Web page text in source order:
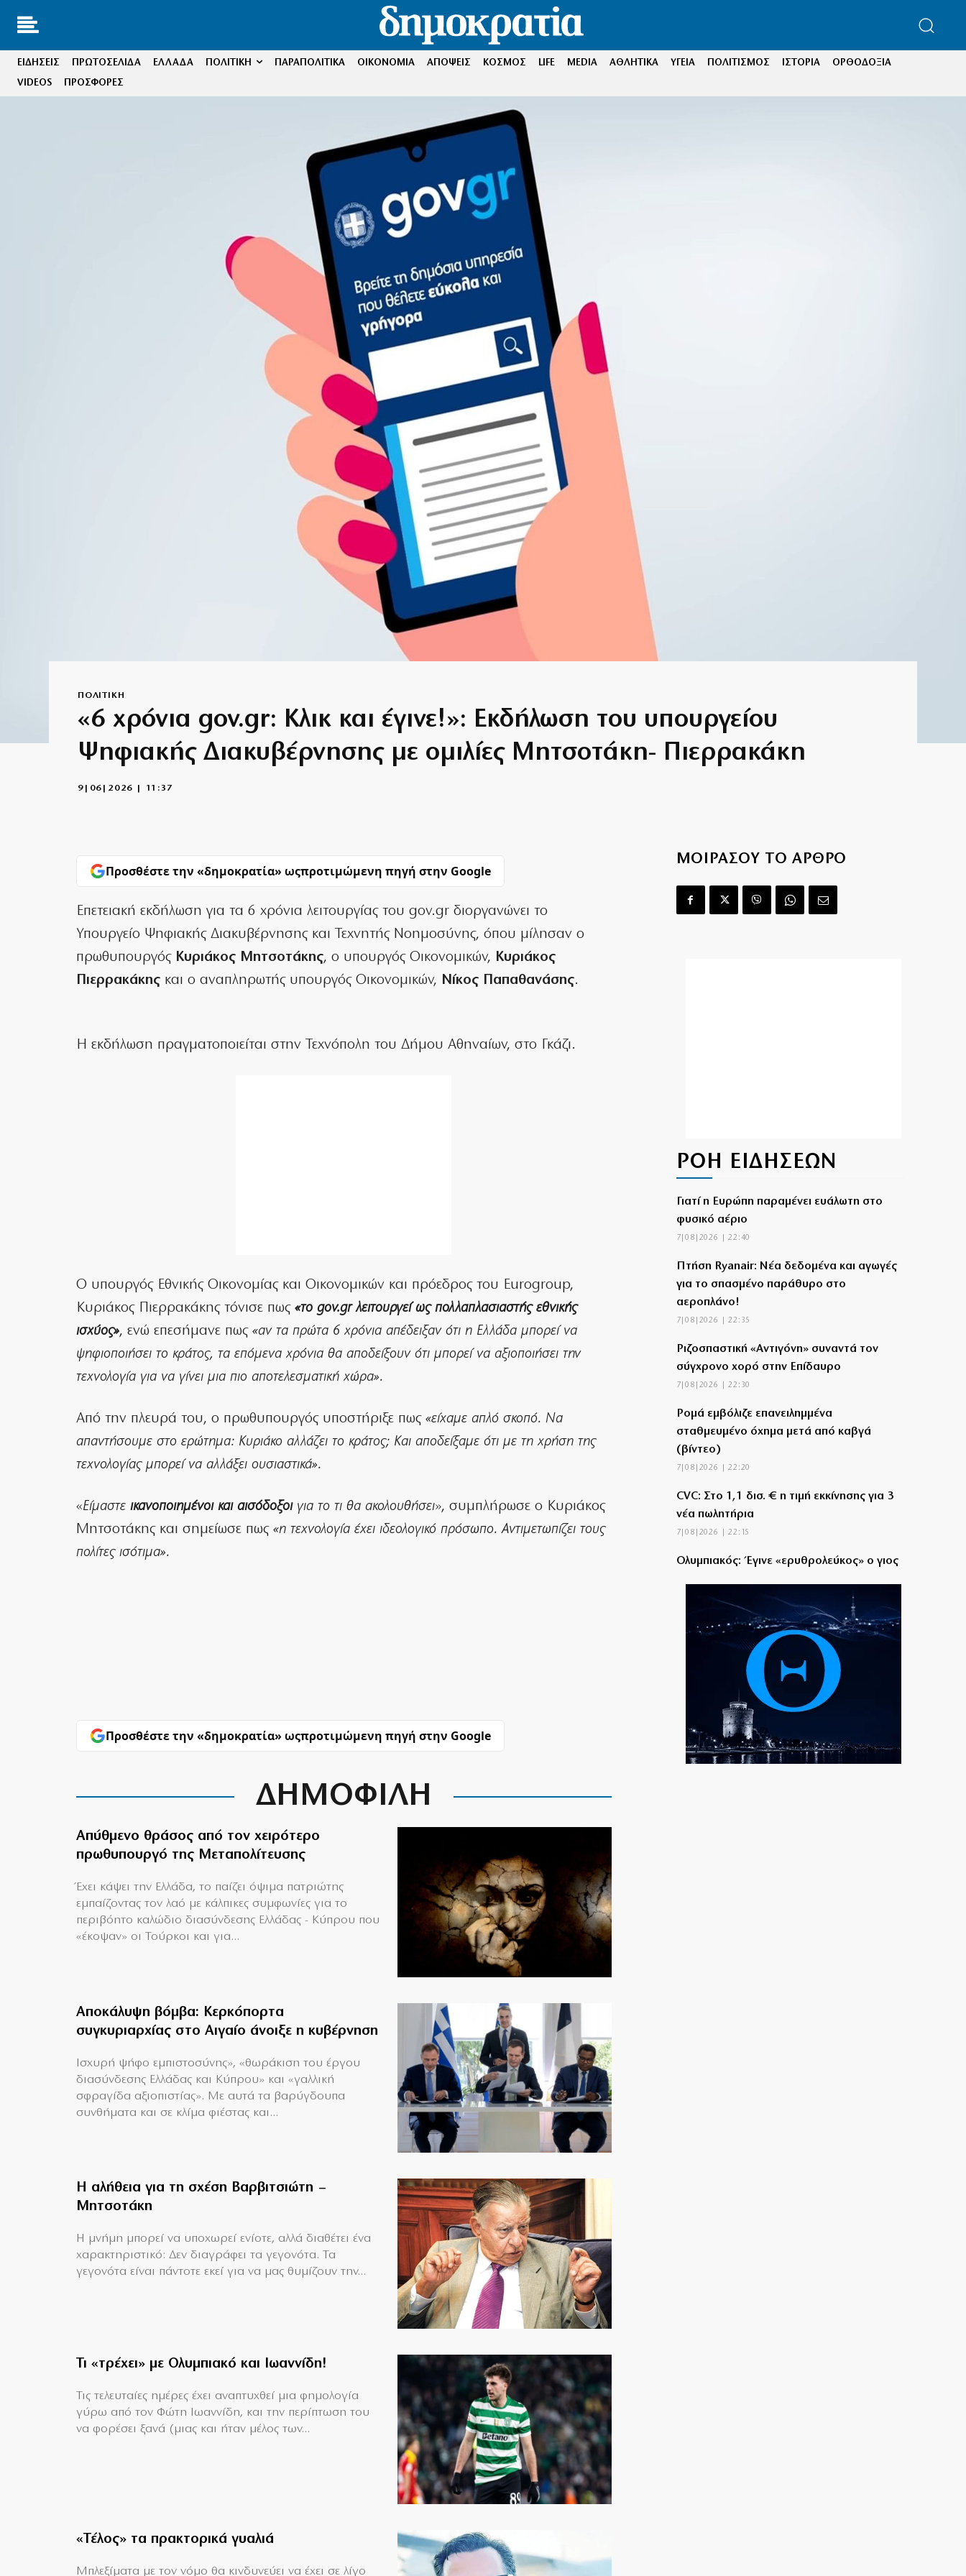
ΕΙΔΗΣΕΙΣ ΠΡΩΤΟΣΕΛΙΔΑ ΕΛΛΑΔΑ ΠΟΛΙΤΙΚΗ ΠΑΡΑΠΟΛΙΤΙΚΑ ΟΙΚΟΝΟΜΙΑ ΑΠΟΨΕΙΣ ΚΟΣΜΟΣ LIFE MEDIA ΑΘΛΗΤΙΚΑ ΥΓΕΙΑ ΠΟΛΙΤΙΣΜΟΣ ΙΣΤΟΡΙΑ
ΟΡΘΟΔΟΞΙΑ
VIDEOS
ΠΡΟΣΦΟΡΕΣ
ΠΟΛΙΤΙΚΗ
«6 χρόνια gov.gr: Κλικ και έγινε!»: Εκδήλωση του υπουργείου
Ψηφιακής Διακυβέρνησης με ομιλίες Μητσοτάκη- Πιερρακάκη
9|06|2026 | 11:37
Προσθέστε την «δημοκρατία» ωςπροτιμώμενη πηγή στην Google
Επετειακή εκδήλωση για τα 6 χρόνια λειτουργίας του gov.gr διοργανώνει το
Υπουργείο Ψηφιακής Διακυβέρνησης και Τεχνητής Νοημοσύνης, όπου μίλησαν ο
πρωθυπουργός Κυριάκος Μητσοτάκης, ο υπουργός Οικονομικών, Κυριάκος
Πιερρακάκης και ο αναπληρωτής υπουργός Οικονομικών, Νίκος Παπαθανάσης.
Η εκδήλωση πραγματοποιείται στην Τεχνόπολη του Δήμου Αθηναίων, στο Γκάζι.
Ο υπουργός Εθνικής Οικονομίας και Οικονομικών και πρόεδρος του Eurogroup,
Κυριάκος Πιερρακάκης τόνισε πως «το gov.gr λειτουργεί ως πολλαπλασιαστής εθνικής
ισχύος», ενώ επεσήμανε πως «αν τα πρώτα 6 χρόνια απέδειξαν ότι η Ελλάδα μπορεί να
ψηφιοποιήσει το κράτος, τα επόμενα χρόνια θα αποδείξουν ότι μπορεί να αξιοποιήσει την
τεχνολογία για να γίνει μια πιο αποτελεσματική χώρα».
Από την πλευρά του, ο πρωθυπουργός υποστήριξε πως «είχαμε απλό σκοπό. Να
απαντήσουμε στο ερώτημα: Κυριάκο αλλάζει το κράτος; Και αποδείξαμε ότι με τη χρήση της
τεχνολογίας μπορεί να αλλάξει ουσιαστικά».
«Είμαστε ικανοποιημένοι και αισόδοξοιγια το τι θα ακολουθήσει», συμπλήρωσε ο Κυριάκος
Μητσοτάκης και σημείωσε πως «η τεχνολογία έχει ιδεολογικό πρόσωπο. Αντιμετωπίζει τους
πολίτες ισότιμα».
Προσθέστε την «δημοκρατία» ωςπροτιμώμενη πηγή στην Google
ΔΗΜΟΦΙΛΗ
Απύθμενο θράσος από τον χειρότερο
πρωθυπουργό της Μεταπολίτευσης
Έχει κάψει την Ελλάδα, το παίζει όψιμα πατριώτης
εμπαίζοντας τον λαό με κάλπικες συμφωνίες για το
περιβόητο καλώδιο διασύνδεσης Ελλάδας - Κύπρου που
«έκοψαν» οι Τούρκοι και για...
Αποκάλυψη βόμβα: Κερκόπορτα
συγκυριαρχίας στο Αιγαίο άνοιξε η κυβέρνηση
Ισχυρή ψήφο εμπιστοσύνης», «θωράκιση του έργου
διασύνδεσης Ελλάδας και Κύπρου» και «γαλλική
σφραγίδα αξιοπιστίας». Με αυτά τα βαρύγδουπα
συνθήματα και σε κλίμα φιέστας και...
Η αλήθεια για τη σχέση Βαρβιτσιώτη –
Μητσοτάκη
H μνήμη μπορεί να υποχωρεί ενίοτε, αλλά διαθέτει ένα
χαρακτηριστικό: Δεν διαγράφει τα γεγονότα. Τα
γεγονότα είναι πάντοτε εκεί για να μας θυμίζουν την...
Τι «τρέχει» με Ολυμπιακό και Ιωαννίδη!
Τις τελευταίες ημέρες έχει αναπτυχθεί μια φημολογία
γύρω από τον Φώτη Ιωαννίδη, και την περίπτωση του
να φορέσει ξανά (μιας και ήταν μέλος των...
«Τέλος» τα πρακτορικά γυαλιά
Μπλεξίματα με τον νόμο θα κινδυνεύει να έχει σε λίγο
ΜΟΙΡΑΣΟΥ ΤΟ ΑΡΘΡΟ
ΡΟΗ ΕΙΔΗΣΕΩΝ
Γιατί η Ευρώπη παραμένει ευάλωτη στο
φυσικό αέριο
7|08|2026 | 22:40
Πτήση Ryanair: Νέα δεδομένα και αγωγές
για το σπασμένο παράθυρο στο
αεροπλάνο!
7|08|2026 | 22:35
Ριζοσπαστική «Αντιγόνη» συναντά τον
σύγχρονο χορό στην Επίδαυρο
7|08|2026 | 22:30
Ρομά εμβόλιζε επανειλημμένα
σταθμευμένο όχημα μετά από καβγά
(βίντεο)
7|08|2026 | 22:20
CVC: Στο 1,1 δισ. € η τιμή εκκίνησης για 3
νέα πωλητήρια
7|08|2026 | 22:15
Ολυμπιακός: Έγινε «ερυθρολεύκος» ο γιος
7|08|2026 | 22:10
Μαρούσι: Συνελήφθη 35χρονος με
ναρκωτικά σε προαύλιο σχολείου
7|08|2026 | 21:50
«Χαστούκι» ΟΟΣΑ στην κυβέρνηση:
Τελευταία η Ελλάδα στο εισόδημα
7|08|2026 | 21:40
Πάνω από 1.500 έλεγχοι σε 300 παραλίες –